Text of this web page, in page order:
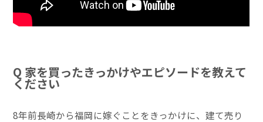
Q 家を買ったきっかけやエピソードを教えて
ください
8年前長崎から福岡に嫁ぐことをきっかけに、建て売り